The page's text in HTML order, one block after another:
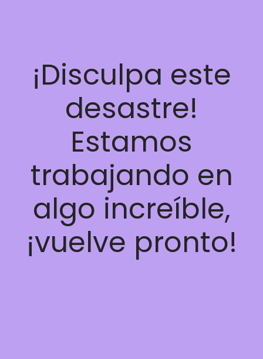
¡Disculpa este
desastre!
Estamos
trabajando en
algo increíble,
¡vuelve pronto!